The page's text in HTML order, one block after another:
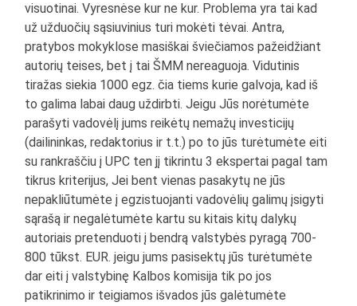
visuotinai. Vyresnėse kur ne kur. Problema yra tai kad
už užduočių sąsiuvinius turi mokėti tėvai. Antra,
pratybos mokyklose masiškai šviečiamos pažeidžiant
autorių teises, bet į tai ŠMM nereaguoja. Vidutinis
tiražas siekia 1000 egz. čia tiems kurie galvoja, kad iš
to galima labai daug uždirbti. Jeigu Jūs norėtumėte
parašyti vadovėlį jums reikėtų nemažų investicijų
(dailininkas, redaktorius ir t.t.) po to jūs turėtumėte eiti
su rankraščiu į UPC ten jį tikrintu 3 ekspertai pagal tam
tikrus kriterijus, Jei bent vienas pasakytų ne jūs
nepakliūtumėte į egzistuojanti vadovėlių galimų įsigyti
sąrašą ir negalėtumėte kartu su kitais kitų dalykų
autoriais pretenduoti į bendrą valstybės pyragą 700-
800 tūkst. EUR. jeigu jums pasisektų jūs turėtumėte
dar eiti į valstybinę Kalbos komisija tik po jos
patikrinimo ir teigiamos išvados jūs galėtumėte